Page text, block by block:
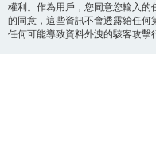
權利。作為用戶，您同意您輸入
的同意，這些資訊不會透露給任
任何可能導致資料外洩的駭客攻擊